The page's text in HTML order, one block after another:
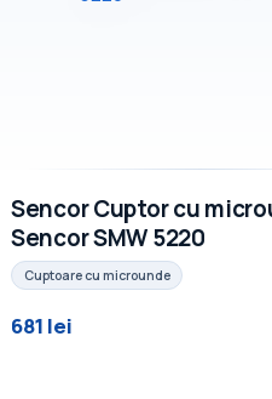
Sencor Cuptor cu
Sencor SMW 5220
Cuptoare cu microunde
681 lei